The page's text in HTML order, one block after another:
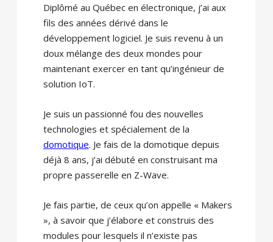
Diplômé au Québec en électronique, j’ai aux
fils des années dérivé dans le
développement logiciel. Je suis revenu à un
doux mélange des deux mondes pour
maintenant exercer en tant qu’ingénieur de
solution IoT.
Je suis un passionné fou des nouvelles
technologies et spécialement de la
domotique. Je fais de la domotique depuis
déjà 8 ans, j’ai débuté en construisant ma
propre passerelle en Z-Wave.
Je fais partie, de ceux qu’on appelle « Makers
», à savoir que j’élabore et construis des
modules pour lesquels il n’existe pas